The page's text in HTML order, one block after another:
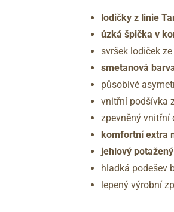
lodičky z linie
úzká špička v
svršek lodiček
smetanová
působivé
vnitřní podšívka
zpevněný vnitřní
komfortní extra
jehlový
hladká podešev
lepený výrobní